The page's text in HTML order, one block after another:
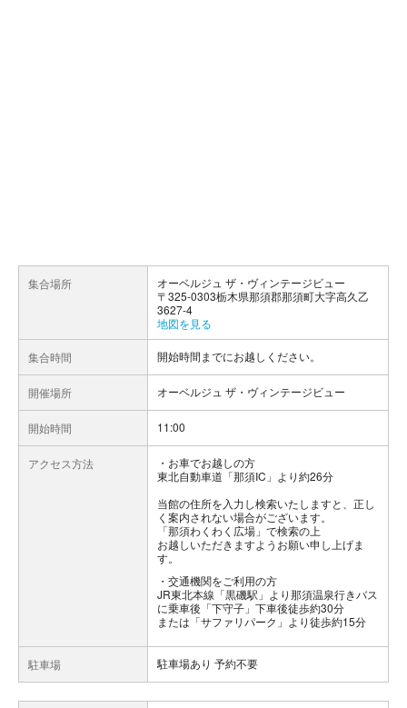
集合場所
オーベルジュ ザ・ヴィンテージビュー
〒325-0303栃木県那須郡那須町大字高久乙
3627-4
地図を見る
集合時間 開始時間までにお越しください。
開催場所 オーベルジュ ザ・ヴィンテージビュー
開始時間 11:00
アクセス方法
お車でお越しの方
東北自動車道「那須IC」より約26分
当館の住所を入力し検索いたしますと、正し
く案内されない場合がございます。
「那須わくわく広場」で検索の上
お越しいただきますようお願い申し上げま
す。
交通機関をご利用の方
JR東北本線「黒磯駅」より那須温泉行きバス
に乗車後「下守子」下車後徒歩約30分
または「サファリパーク」より徒歩約15分
駐車場 駐車場あり 予約不要